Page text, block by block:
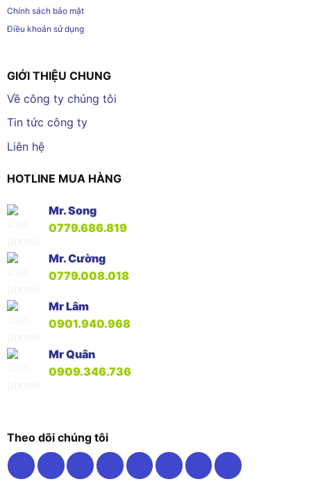
Chính sách bảo mật
Điều khoản sử dụng
GIỚI THIỆU CHUNG
Về công ty chúng tôi
Tin tức công ty
Liên hệ
HOTLINE MUA HÀNG
Mr. Song
0779.686.819
Mr. Cường
0779.008.018
Mr Lâm
0901.940.968
Mr Quân
0909.346.736
Theo dõi chúng tôi